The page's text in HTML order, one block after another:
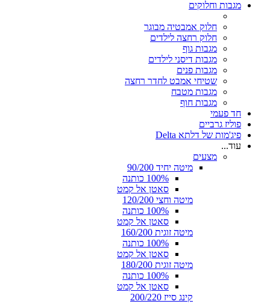
מגבות וחלוקים
חלוק אמבטיה מבוגר
חלוק רחצה לילדים
מגבות גוף
מגבות דיסני לילדים
מגבות פנים
שטיחי אמבט לחדר רחצה
מגבות מטבח
מגבות חוף
חד פעמי
פוליז גרביים
פיג'מות של דלתא Delta
עוד...
מצעים
מיטה יחיד 90/200
100% כותנה
סאטן אל קמט
מיטה וחצי 120/200
100% כותנה
סאטן אל קמט
מיטה זוגית 160/200
100% כותנה
סאטן אל קמט
מיטה זוגית 180/200
100% כותנה
סאטן אל קמט
קינג סייז 200/220